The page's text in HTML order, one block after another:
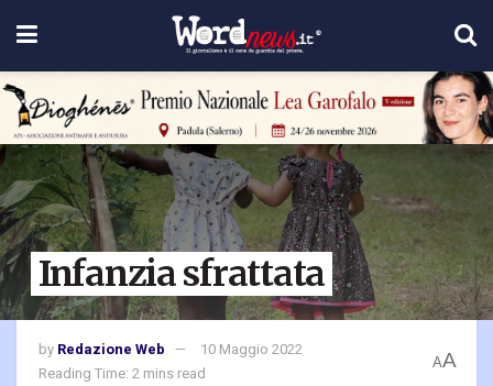
Infanzia sfrattata
by Redazione Web
10 Maggio 2022
Reading Time: 2 mins read
AA